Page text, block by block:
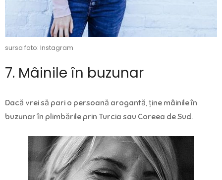
sursa foto: Instagram
7. Mâinile în buzunar
Dacă vrei să pari o persoană arogantă, ține mâinile în
buzunar în plimbările prin Turcia sau Coreea de Sud.